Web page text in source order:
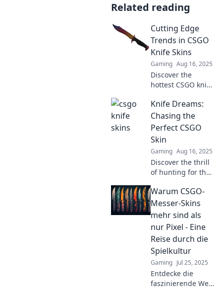
Related reading
Cutting Edge
Trends in CSGO
Knife Skins
Gaming Aug 16, 2025
Discover the
hottest CSGO knife
Uncover unique
styles and
investment tips
that will elevate
your game and
collection today!
Knife Dreams:
Chasing the
Perfect CSGO
Skin
Gaming Aug 16, 2025
Discover the thrill
of hunting for the
skin! Join us on a
journey filled with
tips, tricks, and
epic finds in Knife
Dreams!
Warum CSGO-
Messer-Skins
mehr sind als
nur Pixel - Eine
Reise durch die
Spielkultur
Gaming Jul 25, 2025
Entdecke die
faszinierende Welt